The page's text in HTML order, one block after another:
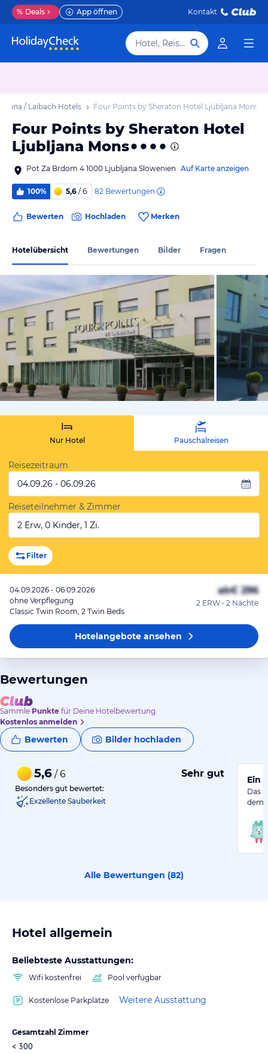
% Deals App öffnen Kontakt
Hotel, Reiseziel
/ Laibach Hotels Four Points by Sheraton Hotel Ljubljana Mons
Four Points by Sheraton Hotel
Ljubljana Mons
Pot Za Brdom 4 1000 Ljubljana Slowenien Auf Karte anzeigen
100% 5,6 / 6 82 Bewertungen
Bewerten Hochladen Merken
Hotelübersicht Bewertungen Bilder Fragen
vom
Nur Hotel Pauschalreisen
Reisezeitraum
04.09.26 - 06.09.26
Reiseteilnehmer & Zimmer
2 Erw, 0 Kinder, 1 Zi.
Filter
04.09.2026 - 06.09.2026
ohne Verpflegung
Classic Twin Room, 2 Twin Beds
ab€ 296
2 ERW • 2 Nächte
Hotelangeboteansehen
Bewertungen
Sammle Punkte für Deine Hotelbewertung.
Kostenlos anmelden
Bewerten Bilder hochladen
5,6 / 6 Sehr gut
Besonders gut bewertet:
Exzellente Sauberkeit
Ein
Das
dem
Alle Bewertungen (82)
Hotel allgemein
Beliebteste Ausstattungen:
Wifi kostenfrei Pool verfügbar
Kostenlose Parkplätze Weitere Ausstattung
Gesamtzahl Zimmer
< 300